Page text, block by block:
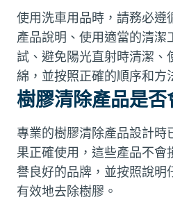
使用洗車用品時，請務必遵
產品說明、使用適當的清潔
試、避免陽光直射時清潔、
綿，並按照正確的順序和方
樹膠清除產品是否
專業的樹膠清除產品設計時
果正確使用，這些產品不會
譽良好的品牌，並按照說明
有效地去除樹膠。